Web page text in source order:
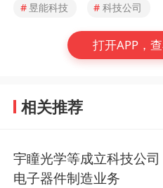
# 昱能科技 # 科技公司
打开APP，
相关推荐
宇瞳光学等成立科技公
电子器件制造业务